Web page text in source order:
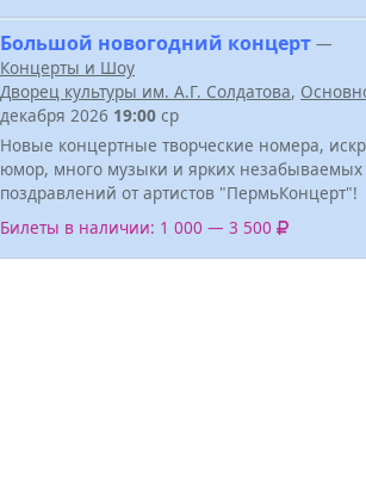
Большой новогодний концерт —
Концерты и Шоу
Дворец культуры им. А.Г. Солдатова,
декабря 2026 19:00 ср
Новые концертные творческие номера,
юмор, много музыки и ярких незабываемых
поздравлений от артистов "ПермьКонцерт"!
Билеты в наличии: 1 000 — 3 500